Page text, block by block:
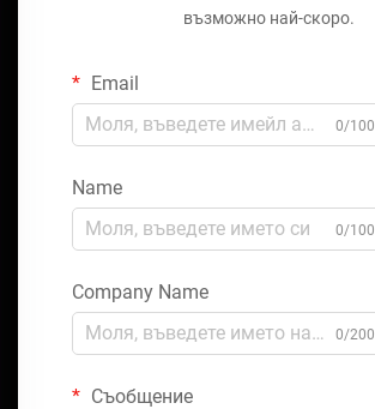
възможно най-скоро.
Email
0/100
Name
0/100
Company Name
0/200
Съобщение